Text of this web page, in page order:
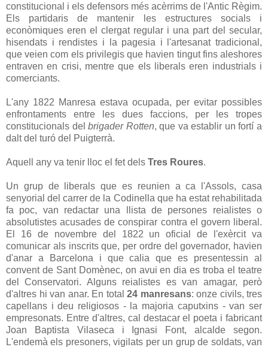
constitucional i els defensors més acèrrims de l'Antic Règim.
Els partidaris de mantenir les estructures socials i
econòmiques eren el clergat regular i una part del secular,
hisendats i rendistes i la pagesia i l'artesanat tradicional,
que veien com els privilegis que havien tingut fins aleshores
entraven en crisi, mentre que els liberals eren industrials i
comerciants.
L'any 1822 Manresa estava ocupada, per evitar possibles
enfrontaments entre les dues faccions, per les tropes
constitucionals delbrigader Rotten, que va establir un fortí a
dalt del turó del Puigterrà.
Aquell any va tenir lloc el fet dels Tres Roures.
Un grup de liberals que es reunien a ca l'Assols, casa
senyorial del carrer de la Codinella que ha estat rehabilitada
fa poc, van redactar una llista de persones reialistes o
absolutistes acusades de conspirar contra el govern liberal.
El 16 de novembre del 1822 un oficial de l'exèrcit va
comunicar als inscrits que, per ordre del governador, havien
d'anar a Barcelona i que calia que es presentessin al
convent de Sant Domènec, on avui en dia es troba el teatre
del Conservatori. Alguns reialistes es van amagar, però
d'altres hi van anar. En total 24 manresans: onze civils, tres
capellans i deu religiosos - la majoria caputxins - van ser
empresonats. Entre d'altres, cal destacar el poeta i fabricant
Joan Baptista Vilaseca i Ignasi Font, alcalde segon.
L'endemà els presoners, vigilats per un grup de soldats, van